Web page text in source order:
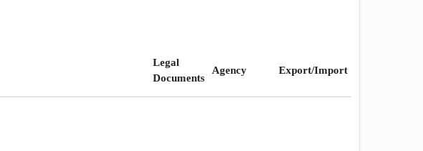
Legal
Documents
Agency Export/Import